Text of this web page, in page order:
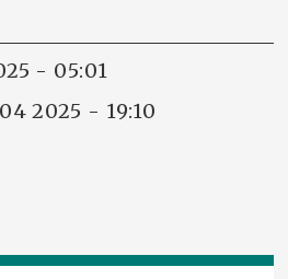
- 05:01
04 2025 - 19:10